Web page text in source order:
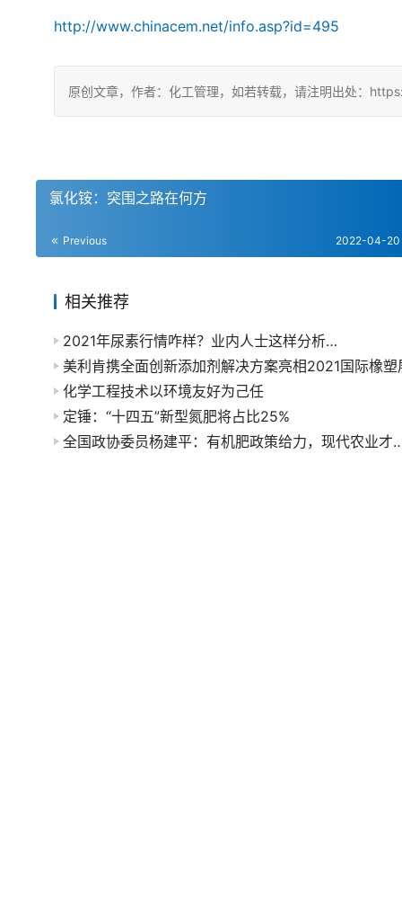
http://www.chinacem.net/info.asp?id=495
原创文章，作者：化工管理，如若转载，请注明出处：
氯化铵：突围之路在何方
Previous 2022-04-20
相关推荐
2021年尿素行情咋样？业内人士这样分析…
美利肯携全面创新添加剂解决方案亮相2021国际橡塑
化学工程技术以环境友好为己任
定锤：“十四五”新型氮肥将占比25%
全国政协委员杨建平：有机